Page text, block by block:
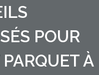
POUR
À